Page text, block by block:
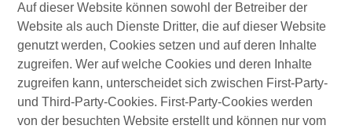
Auf dieser Website können sowohl der Betreiber der
Website als auch Dienste Dritter, die auf dieser Website
genutzt werden, Cookies setzen und auf deren Inhalte
zugreifen. Wer auf welche Cookies und deren Inhalte
zugreifen kann, unterscheidet sich zwischen First-Party-
und Third-Party-Cookies. First-Party-Cookies werden
von der besuchten Website erstellt und können nur vom